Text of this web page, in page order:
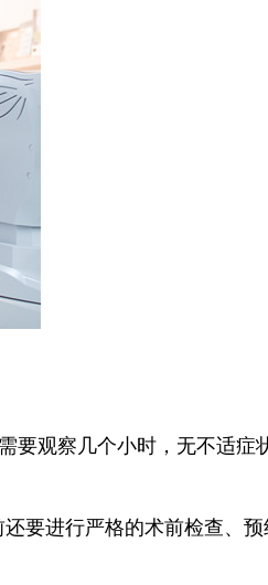
观察几个小时，无不适症
要进行严格的术前检查、预